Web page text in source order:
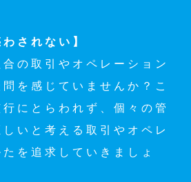
されない】
の取引やオペレーション
を感じていませんか？こ
にとらわれず、個々の管
いと考える取引やオペレ
を追求していきましょ